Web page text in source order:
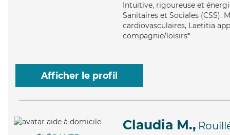
Intuitive, rigoureuse et
Sanitaires et Sociales (CSS).
cardiovasculaires, Laetitia
compagnie/loisirs*
Afficher le profil
Claudia M.,